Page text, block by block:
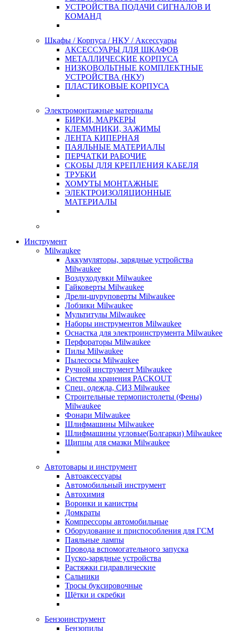
УСТРОЙСТВА ПОДАЧИ СИГНАЛОВ И
КОМАНД
Шкафы / Корпуса / НКУ / Аксессуары
АКСЕССУАРЫ ДЛЯ ШКАФОВ
МЕТАЛЛИЧЕСКИЕ КОРПУСА
НИЗКОВОЛЬТНЫЕ КОМПЛЕКТНЫЕ
УСТРОЙСТВА (НКУ)
ПЛАСТИКОВЫЕ КОРПУСА
Электромонтажные материалы
БИРКИ, МАРКЕРЫ
КЛЕММНИКИ, ЗАЖИМЫ
ЛЕНТА КИПЕРНАЯ
ПАЯЛЬНЫЕ МАТЕРИАЛЫ
ПЕРЧАТКИ РАБОЧИЕ
СКОБЫ ДЛЯ КРЕПЛЕНИЯ КАБЕЛЯ
ТРУБКИ
ХОМУТЫ МОНТАЖНЫЕ
ЭЛЕКТРОИЗОЛЯЦИОННЫЕ
МАТЕРИАЛЫ
Инструмент
Milwaukee
Аккумуляторы, зарядные устройства
Milwaukee
Воздуходувки Milwaukee
Гайковерты Milwaukee
Дрели-шуруповерты Milwaukee
Лобзики Milwaukee
Мультитулы Milwaukee
Наборы инструментов Milwaukee
Оснастка для электроинструмента Milwaukee
Перфораторы Milwaukee
Пилы Milwaukee
Пылесосы Milwaukee
Ручной инструмент Milwaukee
Системы хранения PACKOUT
Спец. одежда, СИЗ Milwaukee
Строительные термопистолеты (Фены)
Milwaukee
Фонари Milwaukee
Шлифмашины Milwaukee
Шлифмашины угловые(Болгарки) Milwaukee
Щипцы для смазки Milwaukee
Автотовары и инструмент
Автоаксессуары
Автомобильный инструмент
Автохимия
Воронки и канистры
Домкраты
Компрессоры автомобильные
Оборудование и приспособления для ГСМ
Паяльные лампы
Провода вспомогательного запуска
Пуско-зарядные устройства
Растяжки гидравлические
Сальники
Тросы буксировочные
Щётки и скребки
Бензоинструмент
Бензопилы